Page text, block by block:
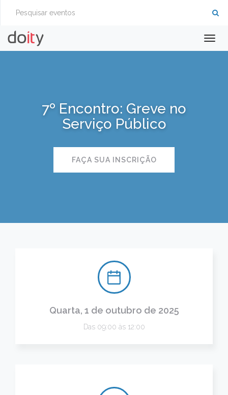
7º Encontro: Greve no
Serviço Público
FAÇA SUA INSCRIÇÃO
Quarta, 1 de outubro de 2025
Das 09:00 às 12:00